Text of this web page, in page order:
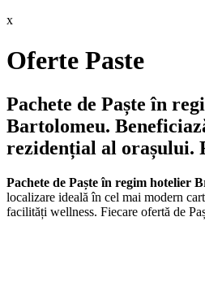
x
Oferte Paste
Pachete de Paște în
Bartolomeu.
rezidențial al orașului.
Pachete de Paște în regim hotelier
localizare ideală în cel mai modern
facilități wellness. Fiecare ofertă de